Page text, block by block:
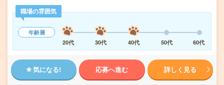
職場の雰囲気
年齢層
20代
30代 40代 50代 60代
気になる! 応募へ進む 詳しく見る